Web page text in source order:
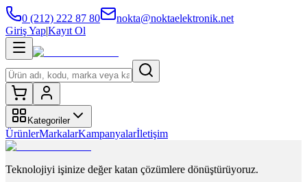
0 (212) 222 87 80
nokta@noktaelektronik.net
Giriş Yap|Kayıt Ol
Kategoriler
ÜrünlerMarkalarKampanyalarİletişim
Teknolojiyi işinize değer katan çözümlere dönüştürüyoruz.